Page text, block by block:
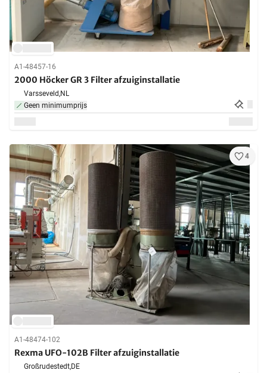
A1-48457-16
2000 Höcker GR 3 Filter afzuiginstallatie
Varsseveld,NL
Geen minimumprijs
4
A1-48474-102
Rexma UFO-102B Filter afzuiginstallatie
Großrudestedt,DE